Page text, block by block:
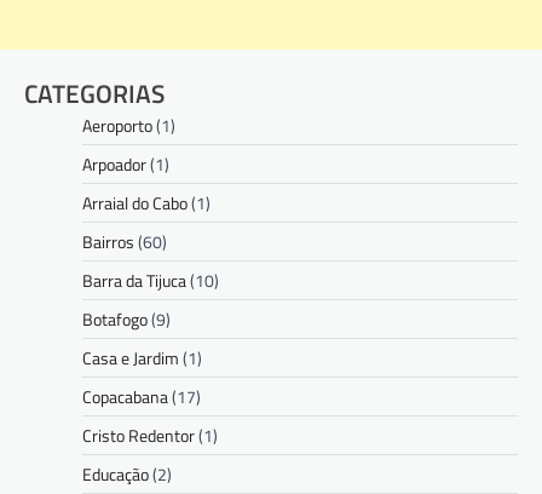
CATEGORIAS
Aeroporto(1)
Arpoador(1)
Arraial do Cabo(1)
Bairros(60)
Barra da Tijuca(10)
Botafogo(9)
Casa e Jardim(1)
Copacabana(17)
Cristo Redentor(1)
Educação(2)